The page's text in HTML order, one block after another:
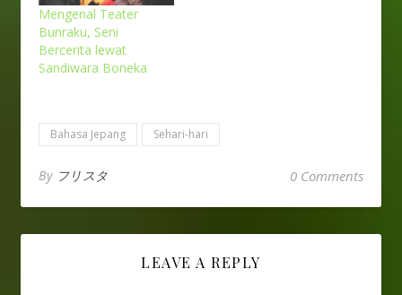
Mengenal Teater
Bunraku, Seni
Bercerita lewat
Sandiwara Boneka
Bahasa Jepang Sehari-hari
By フリスタ 0 Comments
LEAVE A REPLY